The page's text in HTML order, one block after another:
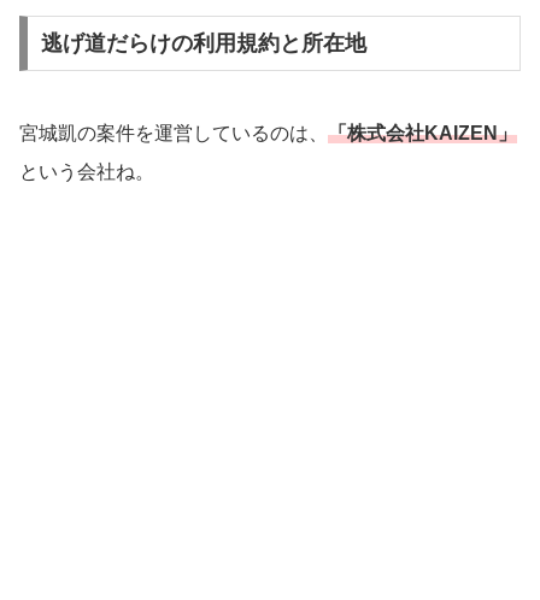
逃げ道だらけの利用規約と所在地
宮城凱の案件を運営しているのは、 「株式会社KAIZEN」
という会社ね。